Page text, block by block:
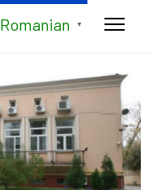
Romanian ▼